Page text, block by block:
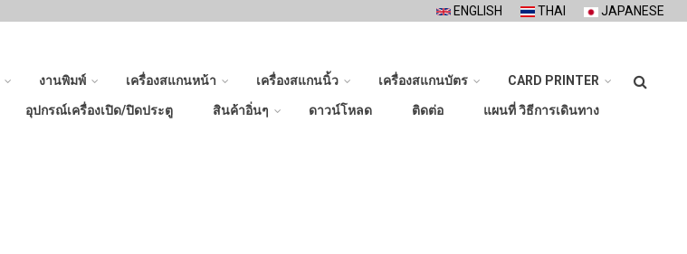
ENGLISH THAI JAPANESE
ค้นหา
งานพิมพ์ เครื่องสแกนหน้า เครื่องสแกนนิ้ว เครื่องสแกนบัตร CARD PRINTER
อุปกรณ์เครื่องเปิด/ปิดประตู สินค้าอิ่นๆ ดาวน์โหลด ติดต่อ แผนที่ วิธีการเดินทาง